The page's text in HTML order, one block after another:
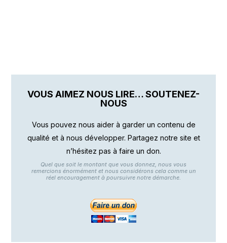
VOUS AIMEZ NOUS LIRE… SOUTENEZ-
NOUS
Vous pouvez nous aider à garder un contenu de
qualité et à nous développer. Partagez notre site et
n’hésitez pas à faire un don.
Quel que soit le montant que vous donnez, nous vous
remercions énormément et nous considérons cela comme un
réel encouragement à poursuivre notre démarche.